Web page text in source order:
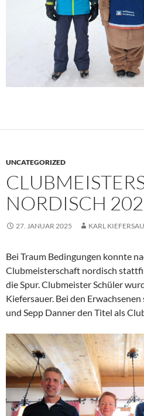
UNCATEGORIZED
NORDISCH
27. JANUAR 2025 KARL
Bei Traum Bedingungen konnte
Clubmeisterschaft nordisch
die Spur. Clubmeister Schüler
Kiefersauer. Bei den
und Sepp Danner den Titel als